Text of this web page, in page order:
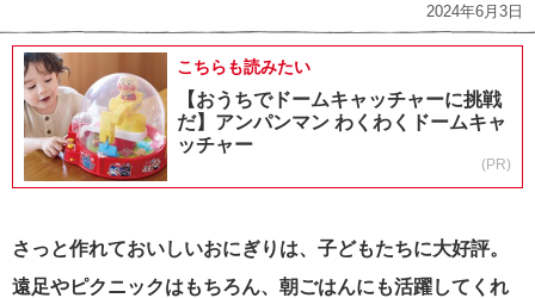
2024年6月3日
こちらも読みたい
【おうちでドームキャッチャーに挑戦
だ】アンパンマン わくわくドームキャ
ッチャー
(PR)
さっと作れておいしいおにぎりは、子どもたちに大好評。
遠足やピクニックはもちろん、朝ごはんにも活躍してくれ